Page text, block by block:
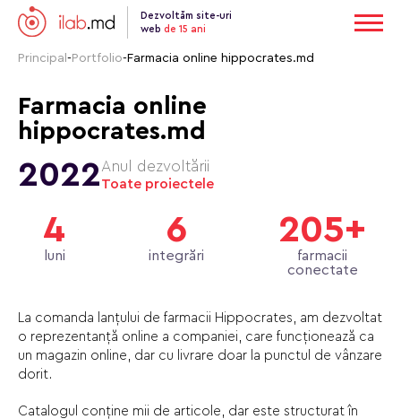
Dezvoltăm site-uri
web de 15 ani
Principal - Portfolio- Farmacia online hippocrates.md
Farmacia online
hippocrates.md
2022Anul dezvoltării
Toate proiectele
4
luni
6
integrări
205+
farmacii
conectate
La comanda lanțului de farmacii Hippocrates, am dezvoltat
o reprezentanță online a companiei, care funcționează ca
un magazin online, dar cu livrare doar la punctul de vânzare
dorit.
Catalogul conține mii de articole, dar este structurat în